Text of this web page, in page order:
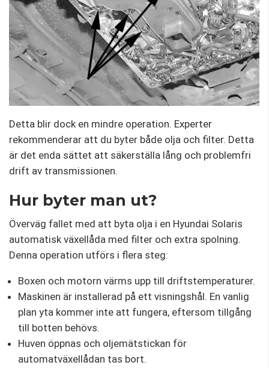
Detta blir dock en mindre operation. Experter
rekommenderar att du byter både olja och filter. Detta
är det enda sättet att säkerställa lång och problemfri
drift av transmissionen.
Hur byter man ut?
Överväg fallet med att byta olja i en Hyundai Solaris
automatisk växellåda med filter och extra spolning.
Denna operation utförs i flera steg:
Boxen och motorn värms upp till driftstemperaturer.
Maskinen är installerad på ett visningshål. En vanlig
plan yta kommer inte att fungera, eftersom tillgång
till botten behövs.
Huven öppnas och oljemätstickan för
automatväxellådan tas bort.